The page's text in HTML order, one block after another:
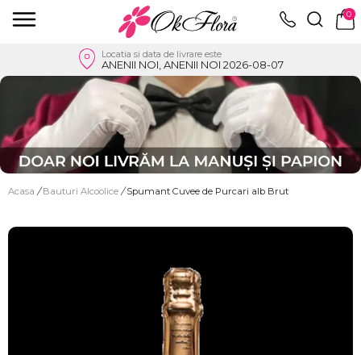
0
Locatia si data de livrare este
ANENII NOI, ANENII NOI 2026-08-07
Acasa / Bauturi Alcoolice / Spumant Cuvee de Purcari alb Brut